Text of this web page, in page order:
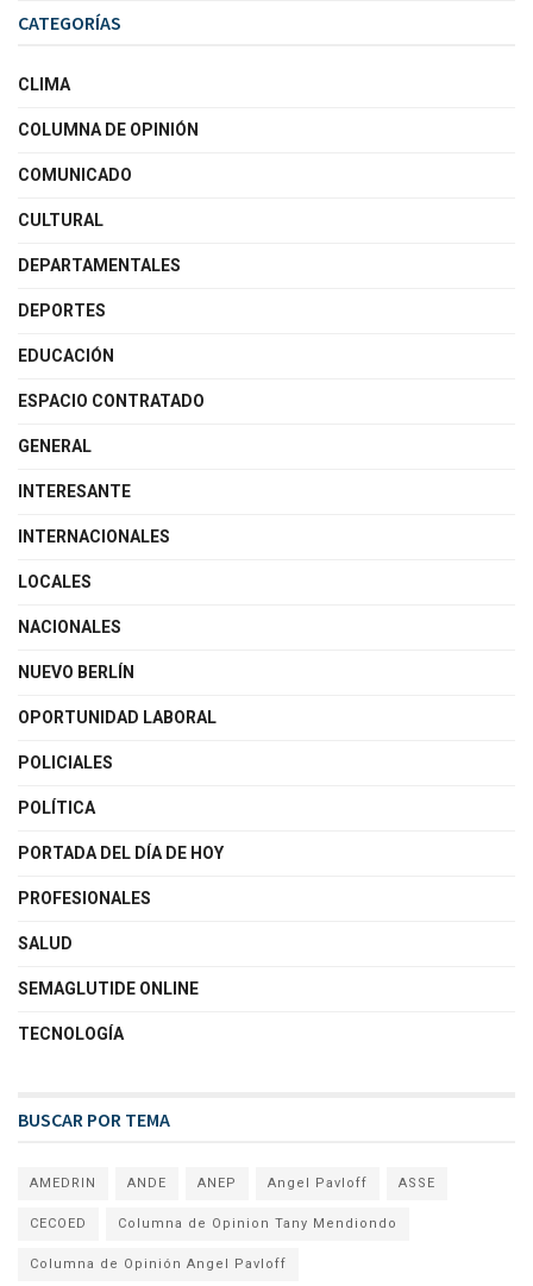
CATEGORÍAS
CLIMA
COLUMNA DE OPINIÓN
COMUNICADO
CULTURAL
DEPARTAMENTALES
DEPORTES
EDUCACIÓN
ESPACIO CONTRATADO
GENERAL
INTERESANTE
INTERNACIONALES
LOCALES
NACIONALES
NUEVO BERLÍN
OPORTUNIDAD LABORAL
POLICIALES
POLÍTICA
PORTADA DEL DÍA DE HOY
PROFESIONALES
SALUD
SEMAGLUTIDE ONLINE
TECNOLOGÍA
BUSCAR POR TEMA
AMEDRIN ANDE ANEP Angel Pavloff ASSE
CECOED Columna de Opinion Tany Mendiondo
Columna de Opinión Angel Pavloff